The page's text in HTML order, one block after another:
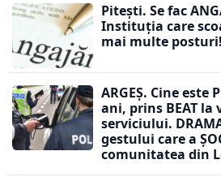
Pitești. Se fac
Instituția care
mai multe posturi!
ARGEȘ. Cine este
ani, prins BEAT
serviciului.
gestului care a
comunitatea din